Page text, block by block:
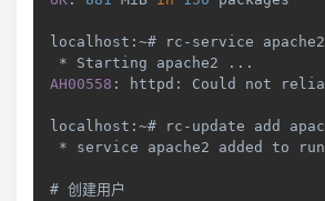
localhost : ~# rc - service
*
Starting apache2
...
AH00558 : httpd : Could not
localhost : ~# rc - update add
* service apache2 added to
# 创建用户